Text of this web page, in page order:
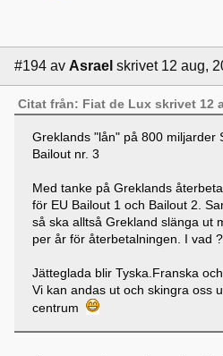
#194 av Asrael skrivet 12 aug,
Citat från: Fiat de Lux skrivet 12
Greklands "lån" på 800 miljarder
Bailout nr. 3
Med tanke på Greklands
för EU Bailout 1 och Bailout 2.
så ska alltså Grekland slänga ut
per år för återbetalningen. I vad
Jätteglada blir Tyska.Franska
Vi kan andas ut och skingra oss
centrum